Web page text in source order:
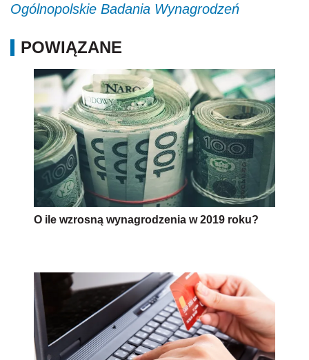
Ogólnopolskie Badania Wynagrodzeń
POWIĄZANE
O ile wzrosną wynagrodzenia w 2019 roku?